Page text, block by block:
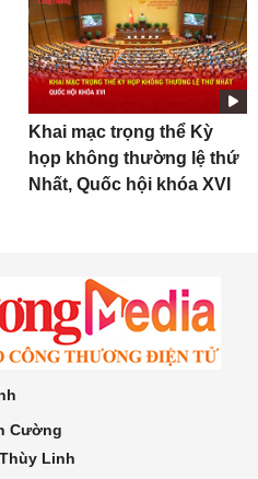
Khai mạc trọng thể Kỳ
họp không thường lệ thứ
Nhất, Quốc hội khóa XVI
Cường
Linh